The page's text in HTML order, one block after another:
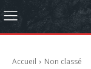
Accueil Non classé